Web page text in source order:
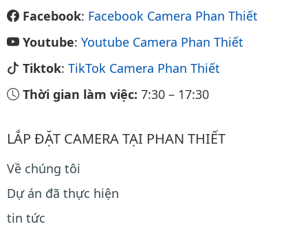
Facebook: Facebook Camera Phan Thiết
Youtube: Youtube Camera Phan Thiết
Tiktok: TikTok Camera Phan Thiết
Thời gian làm việc: 7:30 – 17:30
LẮP ĐẶT CAMERA TẠI PHAN THIẾT
Về chúng tôi
Dự án đã thực hiện
tin tức